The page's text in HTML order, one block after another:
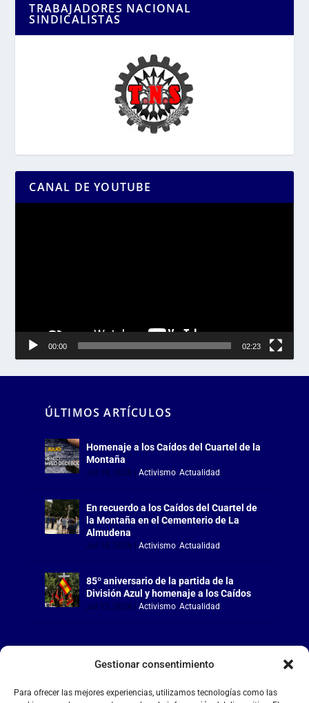
Gestionar consentimiento
Para ofrecer las mejores experiencias, utilizamos tecnologías como las
TRABAJADORES NACIONAL
SINDICALISTAS
CANAL DE YOUTUBE
00:00 02:23
ÚLTIMOS ARTÍCULOS
Homenaje a los Caídos del Cuartel de la
Montaña
Jul 18, 2026 Activismo, Actualidad
En recuerdo a los Caídos del Cuartel de
la Montaña en el Cementerio de La
Almudena
Jul 18, 2026 Activismo, Actualidad
85º aniversario de la partida de la
División Azul y homenaje a los Caídos
Jul 15, 2026 Activismo, Actualidad
LA FALANGE